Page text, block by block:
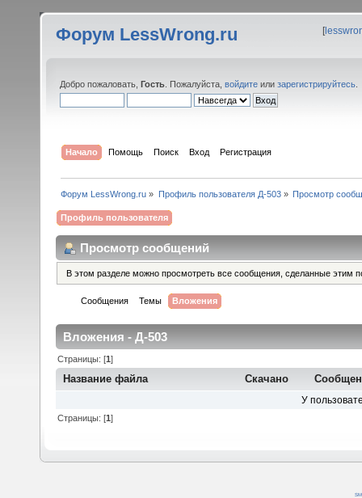
Форум LessWrong.ru [
Добро пожаловать, Гость . Пожалуйста, войдите или зарегистрируйтесь
Начало Помощь Поиск Вход Регистрация
Форум LessWrong.ru » Профиль пользователя Д-503» Просмотр
Профиль пользователя
Просмотр сообщений
В этом разделе можно просмотреть все сообщения, сделанные этим
Сообщения Темы Вложения
Вложения - Д-503
Страницы: [1]
Название файла Скачано
У
Страницы: [1]